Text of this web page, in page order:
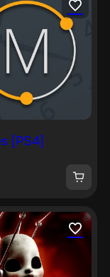
[PS4]